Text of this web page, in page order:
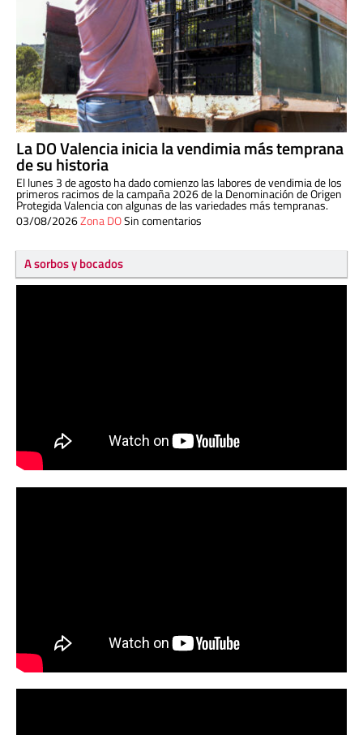
La DO Valencia inicia la vendimia más temprana
de su historia
El lunes 3 de agosto ha dado comienzo las labores de vendimia de los
primeros racimos de la campaña 2026 de la Denominación de Origen
Protegida Valencia con algunas de las variedades más tempranas.
03/08/2026Zona DOSin comentarios
A sorbos y bocados